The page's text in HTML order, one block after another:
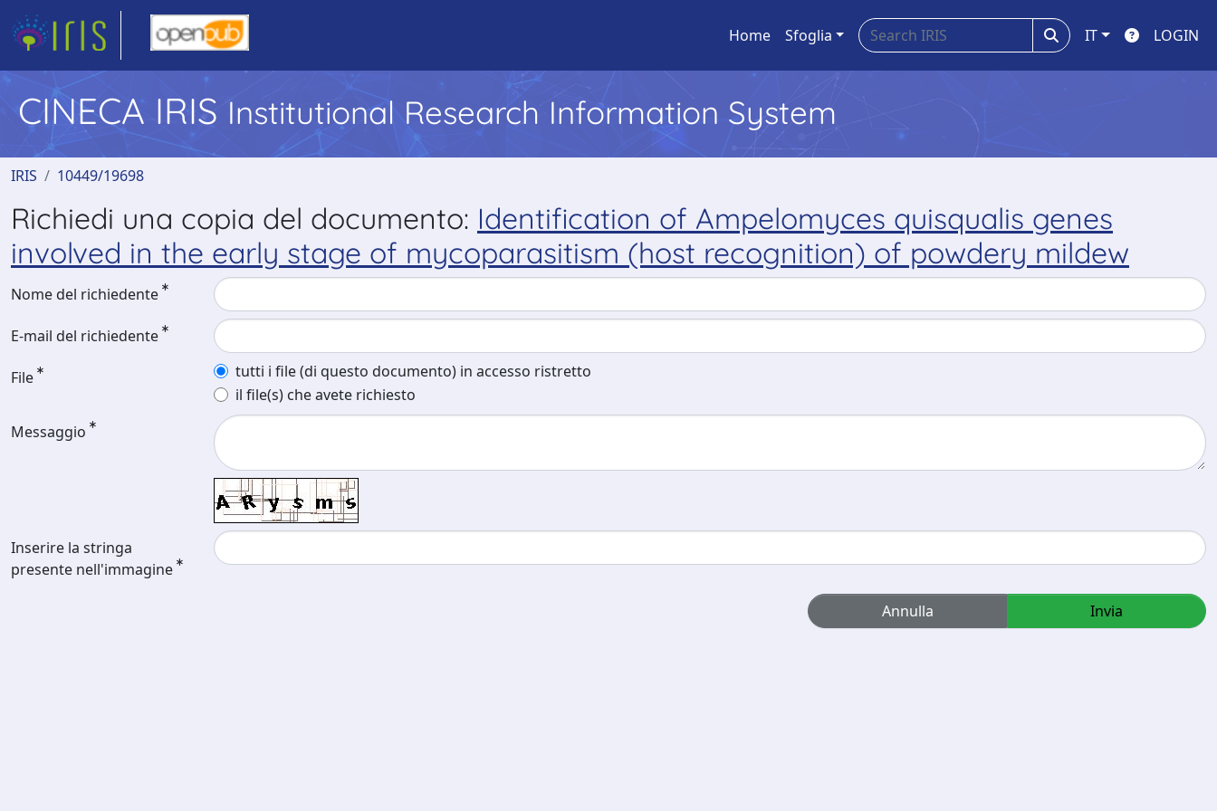
Home Sfoglia IT LOGIN
CINECA IRIS Institutional Research Information System
IRIS 10449/19698
Richiedi una copia del documento: Identification of Ampelomyces quisqualis genes
involved in the early stage of mycoparasitism (host recognition) of powdery mildew
Nome del richiedente
E-mail del richiedente
File
tutti i file (di questo documento) in accesso ristretto
il file(s) che avete richiesto
Messaggio
Inserire la stringa
presente nell'immagine
Annulla Invia